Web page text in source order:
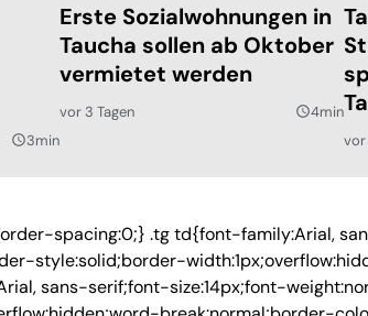
query_builder3min
Erste Sozialwohnungen in
Taucha sollen ab Oktober
vermietet werden
vor 3 Tagen query_builder4min
vor
spacing:0;} .tg td{font-family:Arial,
style:solid;border-
sans-serif;font-size:14px;font-